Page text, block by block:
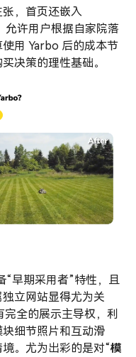
，首页还嵌入
允许用户根据自家院落
用 Yarbo 后的成本节
决策的理性基础。
“早期采用者”特性，且
立网站显得尤为关
全的展示主导权，利
细节照片和互动滑
。尤为出彩的是对“模